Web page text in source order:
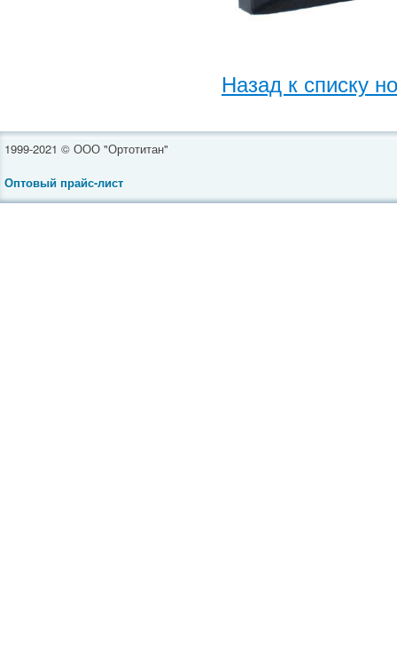
Назад к списку
1999-2021 © ООО "Ортотитан"
Оптовый прайс-лист